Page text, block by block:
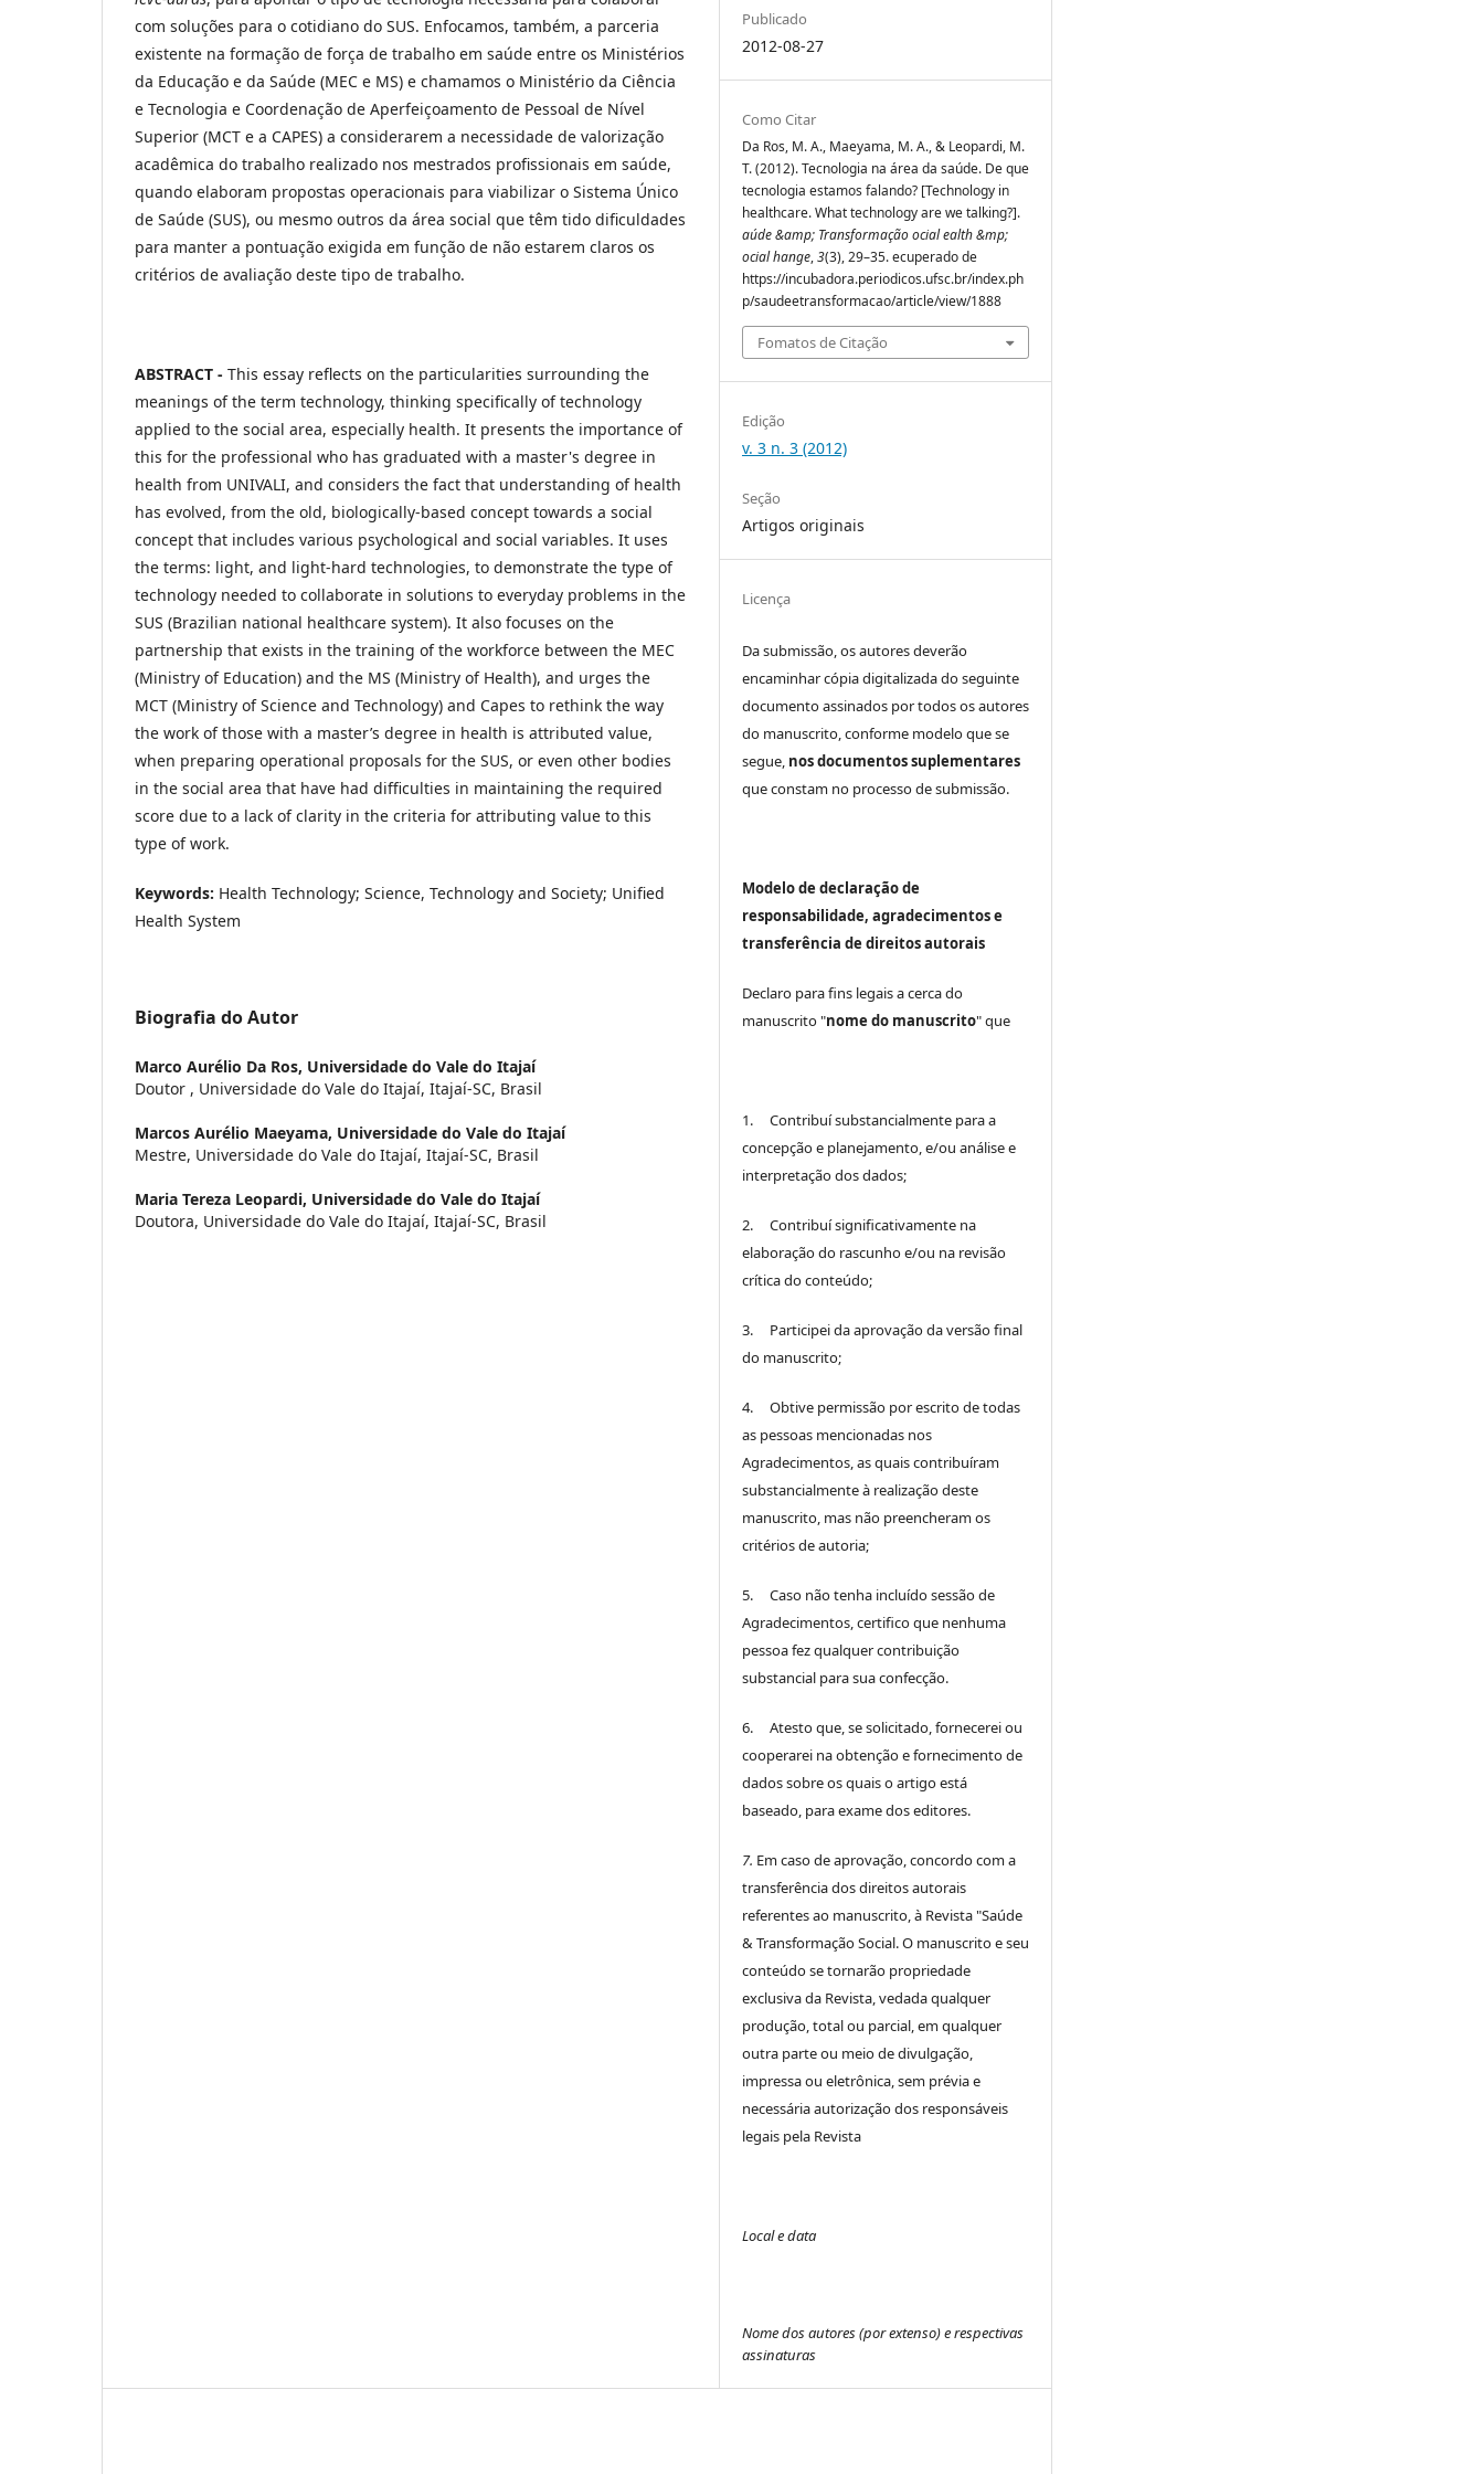
com soluções para o cotidiano do SUS. Enfocamos, também, a parceria
existente na formação de força de trabalho em saúde entre os Ministérios
da Educação e da Saúde (MEC e MS) e chamamos o Ministério da Ciência
e Tecnologia e Coordenação de Aperfeiçoamento de Pessoal de Nível
Superior (MCT e a CAPES) a considerarem a necessidade de valorização
acadêmica do trabalho realizado nos mestrados profissionais em saúde,
quando elaboram propostas operacionais para viabilizar o Sistema Único
de Saúde (SUS), ou mesmo outros da área social que têm tido dificuldades
para manter a pontuação exigida em função de não estarem claros os
critérios de avaliação deste tipo de trabalho.
ABSTRACT - This essay reflects on the particularities surrounding the
meanings of the term technology, thinking specifically of technology
applied to the social area, especially health. It presents the importance of
this for the professional who has graduated with a master's degree in
health from UNIVALI, and considers the fact that understanding of health
has evolved, from the old, biologically-based concept towards a social
concept that includes various psychological and social variables. It uses
the terms: light, and light-hard technologies, to demonstrate the type of
technology needed to collaborate in solutions to everyday problems in the
SUS (Brazilian national healthcare system). It also focuses on the
partnership that exists in the training of the workforce between the MEC
(Ministry of Education) and the MS (Ministry of Health), and urges the
MCT (Ministry of Science and Technology) and Capes to rethink the way
the work of those with a master’s degree in health is attributed value,
when preparing operational proposals for the SUS, or even other bodies
in the social area that have had difficulties in maintaining the required
score due to a lack of clarity in the criteria for attributing value to this
type of work.
Keywords: Health Technology; Science, Technology and Society; Unified
Health System
Biografia do Autor
Marco Aurélio Da Ros, Universidade do Vale do Itajaí
Doutor , Universidade do Vale do Itajaí, Itajaí-SC, Brasil
Marcos Aurélio Maeyama, Universidade do Vale do Itajaí
Mestre, Universidade do Vale do Itajaí, Itajaí-SC, Brasil
Maria Tereza Leopardi, Universidade do Vale do Itajaí
Doutora, Universidade do Vale do Itajaí, Itajaí-SC, Brasil
Publicado
2012-08-27
Como Citar
Da Ros, M. A., Maeyama, M. A., & Leopardi, M.
T. (2012). Tecnologia na área da saúde. De que
tecnologia estamos falando? [Technology in
healthcare. What technology are we talking?].
aúde &amp; Transformação ocial ealth &mp;
ocial hange,3(3), 29–35. ecuperado de
https://incubadora.periodicos.ufsc.br/index.ph
p/saudeetransformacao/article/view/1888
Fomatos de Citação
Edição
v. 3 n. 3 (2012)
Seção
Artigos originais
Licença
Da submissão, os autores deverão
encaminhar cópia digitalizada do seguinte
documento assinados por todos os autores
do manuscrito, conforme modelo que se
segue, nos documentos suplementares
que constam no processo de submissão.
Modelo de declaração de
responsabilidade, agradecimentos e
transferência de direitos autorais
Declaro para fins legais a cerca do
manuscrito "nome do manuscrito" que
1. Contribuí substancialmente para a
concepção e planejamento, e/ou análise e
interpretação dos dados;
2. Contribuí significativamente na
elaboração do rascunho e/ou na revisão
crítica do conteúdo;
3. Participei da aprovação da versão final
do manuscrito;
4. Obtive permissão por escrito de todas
as pessoas mencionadas nos
Agradecimentos, as quais contribuíram
substancialmente à realização deste
manuscrito, mas não preencheram os
critérios de autoria;
5. Caso não tenha incluído sessão de
Agradecimentos, certifico que nenhuma
pessoa fez qualquer contribuição
substancial para sua confecção.
6. Atesto que, se solicitado, fornecerei ou
cooperarei na obtenção e fornecimento de
dados sobre os quais o artigo está
baseado, para exame dos editores.
7. Em caso de aprovação, concordo com a
transferência dos direitos autorais
referentes ao manuscrito, à Revista "Saúde
& Transformação Social. O manuscrito e seu
conteúdo se tornarão propriedade
exclusiva da Revista, vedada qualquer
produção, total ou parcial, em qualquer
outra parte ou meio de divulgação,
impressa ou eletrônica, sem prévia e
necessária autorização dos responsáveis
legais pela Revista
Local e data
Nome dos autores (por extenso) e respectivas
assinaturas